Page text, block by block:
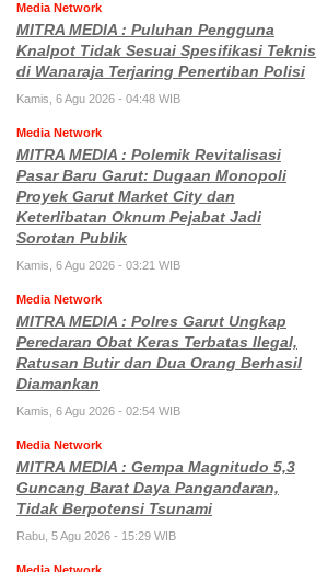
Media Network
MITRA MEDIA : Puluhan Pengguna
Knalpot Tidak Sesuai Spesifikasi Teknis
di Wanaraja Terjaring Penertiban Polisi
Kamis, 6 Agu 2026 - 04:48 WIB
Media Network
MITRA MEDIA : Polemik Revitalisasi
Pasar Baru Garut: Dugaan Monopoli
Proyek Garut Market City dan
Keterlibatan Oknum Pejabat Jadi
Sorotan Publik
Kamis, 6 Agu 2026 - 03:21 WIB
Media Network
MITRA MEDIA : Polres Garut Ungkap
Peredaran Obat Keras Terbatas Ilegal,
Ratusan Butir dan Dua Orang Berhasil
Diamankan
Kamis, 6 Agu 2026 - 02:54 WIB
Media Network
MITRA MEDIA : Gempa Magnitudo 5,3
Guncang Barat Daya Pangandaran,
Tidak Berpotensi Tsunami
Rabu, 5 Agu 2026 - 15:29 WIB